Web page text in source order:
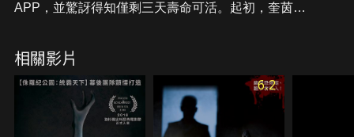
APP，並驚訝得知僅剩三天壽命可活。起初，奎茵以
即使刪除檔案、更換手機，都無法擺脫死亡倒數。隨
著死期逼近，她能否在時間結束前，挽救自己的生命
相關影片
6.2